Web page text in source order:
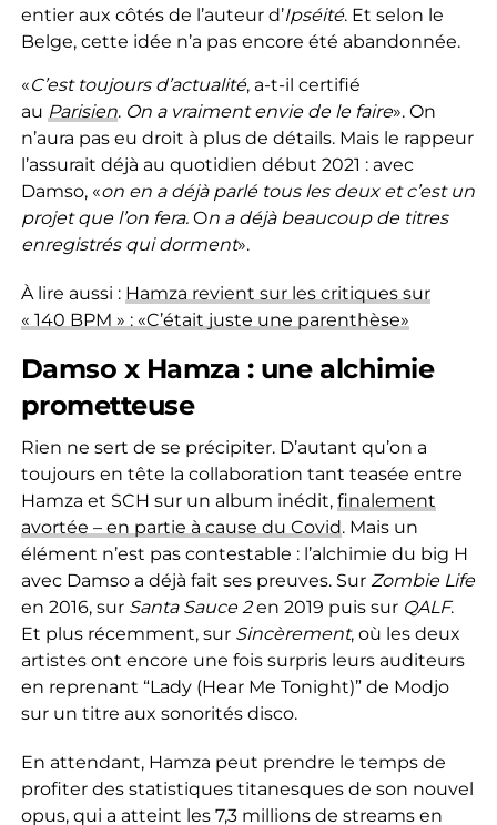
entier aux côtés de l’auteur d’Ipséité. Et selon le
Belge, cette idée n’a pas encore été abandonnée.
«C’est toujours d’actualité, a-t-il certifié
au Parisien. On a vraiment envie de le faire». On
n’aura pas eu droit à plus de détails. Mais le rappeur
l’assurait déjà au quotidien début 2021 : avec
Damso, «on en a déjà parlé tous les deux et c’est un
projet que l’on fera.On a déjà beaucoup de titres
enregistrés qui dorment».
À lire aussi : Hamza revient sur les critiques sur
« 140 BPM » : «C’était juste une parenthèse»
Damso x Hamza : une alchimie
prometteuse
Rien ne sert de se précipiter. D’autant qu’on a
toujours en tête la collaboration tant teasée entre
Hamza et SCH sur un album inédit, finalement
avortée – en partie à cause du Covid. Mais un
élément n’est pas contestable : l’alchimie du big H
avec Damso a déjà fait ses preuves. Sur Zombie Life
en 2016, sur Santa Sauce 2en 2019 puis sur QALF.
Et plus récemment, sur Sincèrement, où les deux
artistes ont encore une fois surpris leurs auditeurs
en reprenant “Lady (Hear Me Tonight)” de Modjo
sur un titre aux sonorités disco.
En attendant, Hamza peut prendre le temps de
profiter des statistiques titanesques de son nouvel
opus, qui a atteint les 7,3 millions de streams en